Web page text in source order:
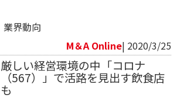
業界動向
M＆A Online| 2020/3/25
厳しい経営環境の中「コロナ
（567）」で活路を見出す飲食店
も